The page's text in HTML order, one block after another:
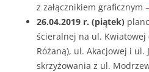
z załącznikiem graficznym –
26.04.2019 r. (piątek)
ścieralnej na ul. Kwiatowej
Różaną), ul. Akacjowej i ul.
skrzyżowania z ul.